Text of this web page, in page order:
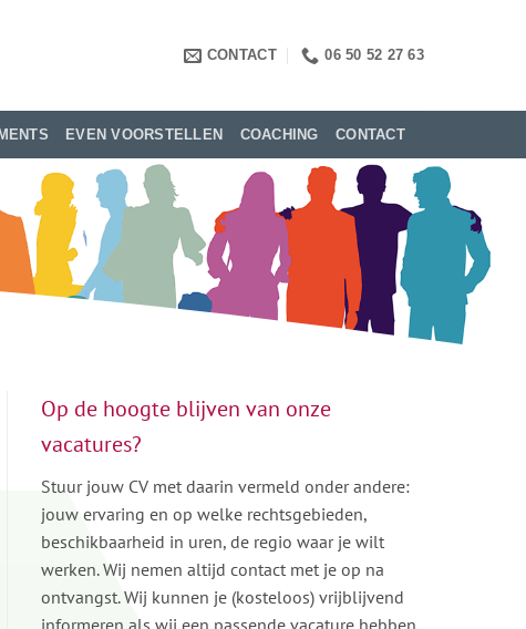
CONTACT 06 50 52 27 63
EVEN VOORSTELLEN COACHING CONTACT
Op de hoogte blijven van onze
vacatures?
Stuur jouw CV met daarin vermeld onder andere:
jouw ervaring en op welke rechtsgebieden,
beschikbaarheid in uren, de regio waar je wilt
werken. Wij nemen altijd contact met je op na
ontvangst. Wij kunnen je (kosteloos) vrijblijvend
informeren als wij een passende vacature hebben.